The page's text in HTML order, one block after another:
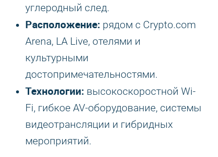
углеродный след.
Расположение: рядом с Crypto.com
Arena, LA Live, отелями и
культурными
достопримечательностями.
Технологии: высокоскоростной Wi-
Fi, гибкое AV-оборудование, системы
видеотрансляции и гибридных
мероприятий.